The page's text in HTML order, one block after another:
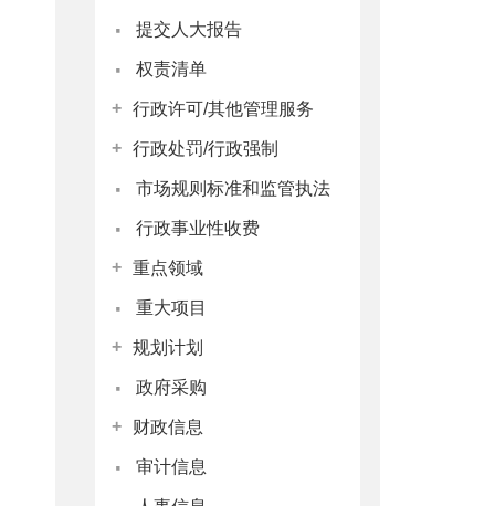
· 提交人大报告
· 权责清单
+ 行政许可/其他管理服务
+ 行政处罚/行政强制
· 市场规则标准和监管执法
· 行政事业性收费
+ 重点领域
· 重大项目
+ 规划计划
· 政府采购
+ 财政信息
· 审计信息